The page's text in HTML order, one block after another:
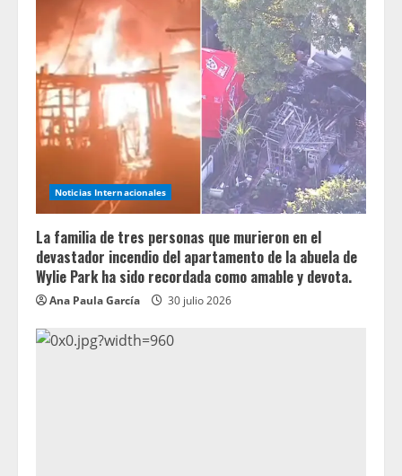
Noticias Internacionales
La familia de tres personas que murieron en el
devastador incendio del apartamento de la abuela de
Wylie Park ha sido recordada como amable y devota.
Ana Paula García 30 julio 2026